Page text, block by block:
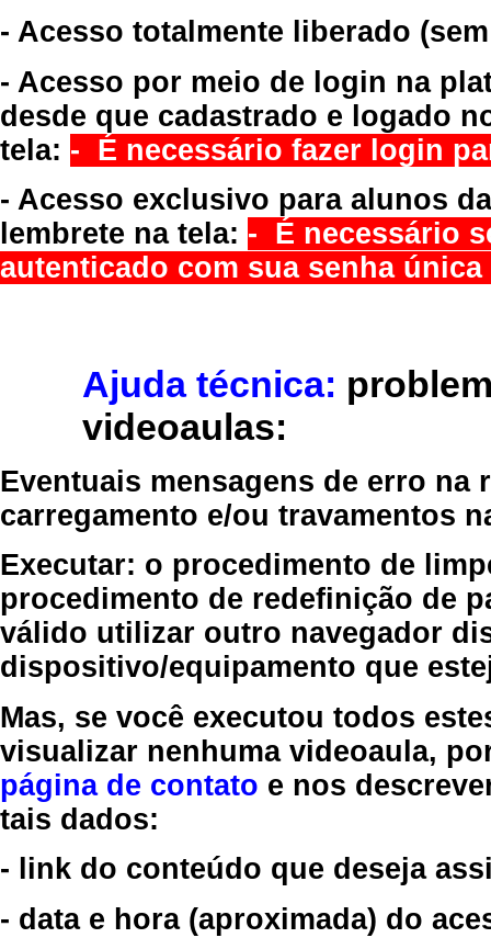
- Acesso totalmente liberado
- Acesso por meio de login na
desde que cadastrado e logado
tela: - É necessário fazer login
- Acesso exclusivo para alunos
lembrete na tela: - É necessário
autenticado com sua senha
Ajuda técnica:
videoaulas:
Eventuais mensagens de erro
carregamento e/ou travamentos
Executar: o procedimento de
procedimento de redefinição de
válido utilizar outro navegador
dispositivo/equipamento que
Mas, se você executou todos
visualizar nenhuma videoaula,
página de contato e nos
tais dados:
- link do conteúdo que deseja
- data e hora (aproximada) do